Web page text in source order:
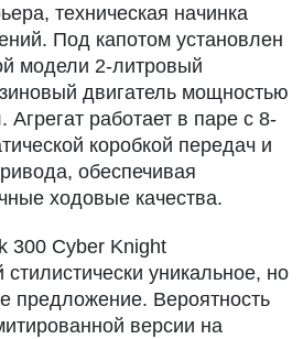
техническая начинка
Под капотом установлен
модели 2-литровый
двигатель мощностью
работает в паре с 8-
коробкой передач и
обеспечивая
ходовые качества.
300 Cyber Knight
стилистически уникальное, но
предложение. Вероятность
версии на